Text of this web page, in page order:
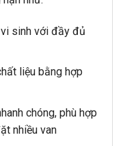
sinh với đầy đủ
liệu bằng hợp
chóng, phù hợp
nhiều van